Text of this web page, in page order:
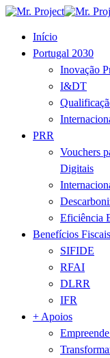
Início
Portugal 2030
Inovação
I&DT
PRR
Vouchers
Digitais
Eficiência
Benefícios Fiscais
SIFIDE
RFAI
DLRR
IFR
+ Apoios